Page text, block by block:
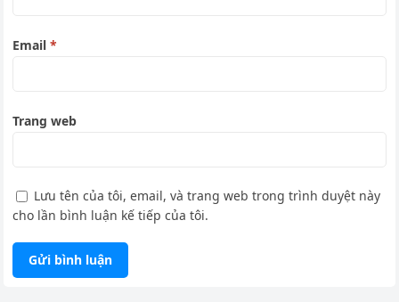
Email*
Trang web
Lưu tên của tôi, email, và trang web trong trình duyệt này
cho lần bình luận kế tiếp của tôi.